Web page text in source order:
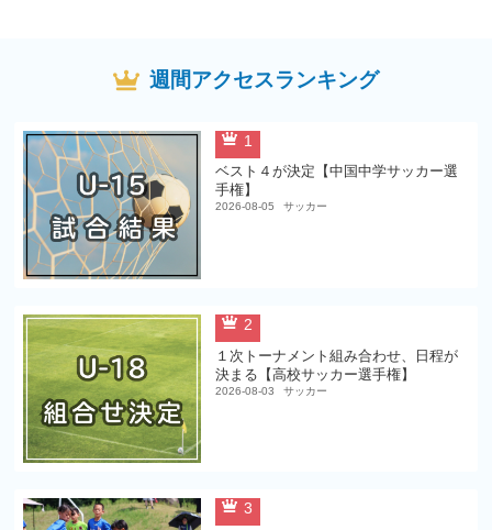
週間アクセスランキング
1
ベスト４が決定【中国中学サッカー選
手権】
2026-08-05 サッカー
2
１次トーナメント組み合わせ、日程が
決まる【高校サッカー選手権】
2026-08-03 サッカー
3